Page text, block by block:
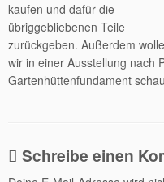
kaufen und dafür die
übriggebliebenen Teile
zurückgeben. Außerdem
wir in einer Ausstellung nach
Gartenhüttenfundament
Schreibe einen